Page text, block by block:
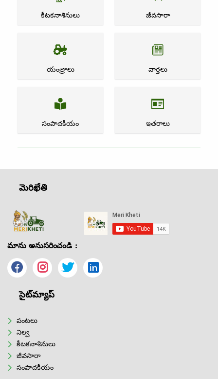
కీటకనాశినులు జీవసారా
యంత్రాలు వార్తలు
సంపాదకీయం ఇతరాలు
మెరిఖేతి
మాను అనుసరించండి :
సైట్‌మ్యాప్
పంటలు
నిల్వ
కీటకనాశినులు
జీవసారా
సంపాదకీయం